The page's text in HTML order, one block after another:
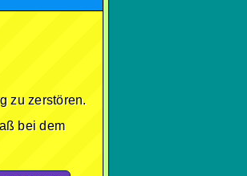
zu zerstören.
bei dem